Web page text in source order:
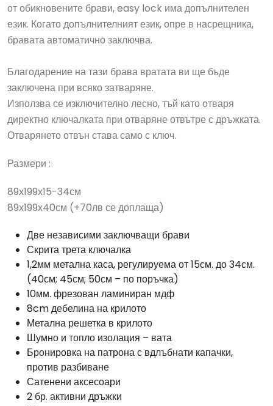
от обикновените брави, easy lock има допълнителен
език. Когато допълнителният език, опре в насрещника,
бравата автоматично заключва.
Благодарение на тази брава вратата ви ще бъде
заключена при всяко затваряне.
Използва се изключително лесно, тъй като отваря
директно ключалката при отваряне отвътре с дръжката.
Отварянето отвън става само с ключ.
Размери :
89х199х15-34см
89х199х40см (+70лв се доплаща)
Две независими заключващи брави
Скрита трета ключалка
1,2мм метална каса, регулируема от 15см. до 34см.
(40см; 45см; 50см – по поръчка)
10мм. фрезован ламиниран мдф
8cm дебелина на крилото
Метална решетка в крилото
Шумно и топло изолация – вата
Бронировка на патрона с вдлъбнати капачки,
против разбиване
Сатенени аксесоари
2 бр. активни дръжки